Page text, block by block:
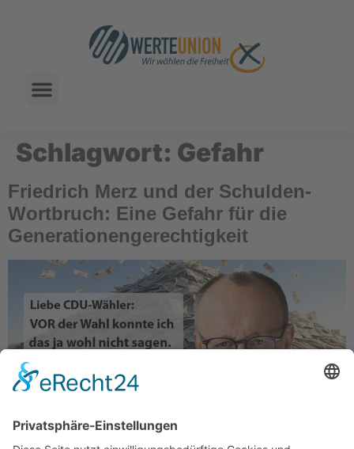
Schlagwort: Gefahr
Friedrich Merz und der Schulden-
Wortbruch: Eine Gefahr für die
Generationengerechtigkeit